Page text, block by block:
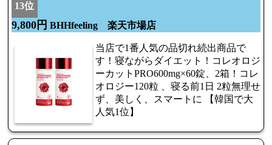
13位
9,800円 BHHfeeling 楽天市場店
当店で1番人気の品切れ続出商品で
す！寝ながらダイエット！コレオロジ
ーカットPRO600mg×60錠、2箱！コレ
オロジー120粒 、寝る前1日 2粒無理せ
ず、美しく、スマートに 【韓国で大
人気1位】